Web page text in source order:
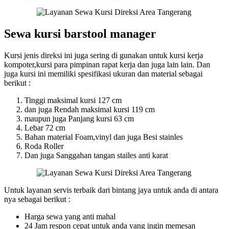
Sewa kursi barstool manager
Kursi jenis direksi ini juga sering di gunakan untuk kursi kerja
kompoter,kursi para pimpinan rapat kerja dan juga lain lain. Dan
juga kursi ini memiliki spesifikasi ukuran dan material sebagai
berikut :
Tinggi maksimal kursi 127 cm
dan juga Rendah maksimal kursi 119 cm
maupun juga Panjang kursi 63 cm
Lebar 72 cm
Bahan material Foam,vinyl dan juga Besi stainles
Roda Roller
Dan juga Sanggahan tangan stailes anti karat
Untuk layanan servis terbaik dari bintang jaya untuk anda di antara
nya sebagai berikut :
Harga sewa yang anti mahal
24 Jam respon cepat untuk anda yang ingin memesan